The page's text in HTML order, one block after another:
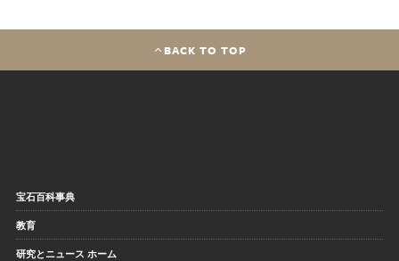
BACK TO TOP
宝石百科事典
教育
研究とニュース ホーム